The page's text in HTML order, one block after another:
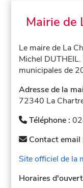
Mairie de
Le maire de La
Michel
municipales de
Adresse de la
72340 La
Téléphone :
Contact email
Site officiel de la
Horaires